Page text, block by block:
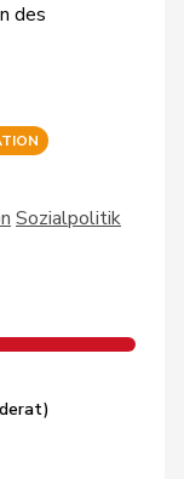
des
Sozialpolitik